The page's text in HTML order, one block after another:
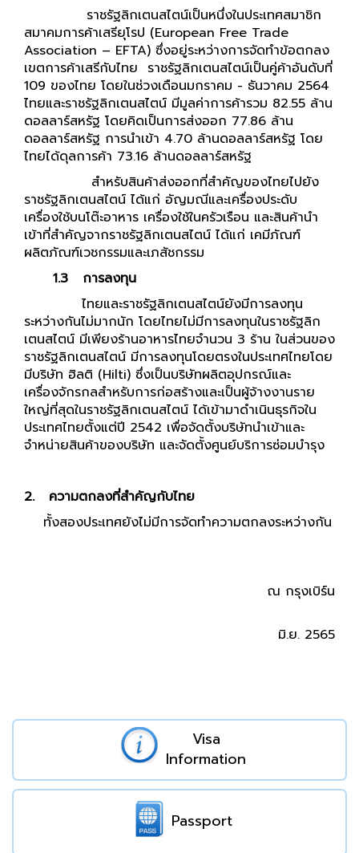
ราชรัฐลิกเตนสไตน์เป็นหนึ่งในประเทศสมาชิก
สมาคมการค้าเสรียุโรป (European Free Trade
Association – EFTA) ซึ่งอยู่ระหว่างการจัดทำข้อตกลง
เขตการค้าเสรีกับไทย ราชรัฐลิกเตนสไตน์เป็นคู่ค้าอันดับที่
109 ของไทย โดยในช่วงเดือนมกราคม - ธันวาคม 2564
ไทยและราชรัฐลิกเตนสไตน์ มีมูลค่าการค้ารวม 82.55 ล้าน
ดอลลาร์สหรัฐ โดยคิดเป็นการส่งออก 77.86 ล้าน
ดอลลาร์สหรัฐ การนำเข้า 4.70 ล้านดอลลาร์สหรัฐ โดย
ไทยได้ดุลการค้า 73.16 ล้านดอลลาร์สหรัฐ
สำหรับสินค้าส่งออกที่สำคัญของไทยไปยัง
ราชรัฐลิกเตนสไตน์ ได้แก่ อัญมณีและเครื่องประดับ
เครื่องใช้บนโต๊ะอาหาร เครื่องใช้ในครัวเรือน และสินค้านำ
เข้าที่สำคัญจากราชรัฐลิกเตนสไตน์ ได้แก่ เคมีภัณฑ์
ผลิตภัณฑ์เวชกรรมและเภสัชกรรม
1.3 การลงทุน
ไทยและราชรัฐลิกเตนสไตน์ยังมีการลงทุน
ระหว่างกันไม่มากนัก โดยไทยไม่มีการลงทุนในราชรัฐลิก
เตนสไตน์ มีเพียงร้านอาหารไทยจำนวน 3 ร้าน ในส่วนของ
ราชรัฐลิกเตนสไตน์ มีการลงทุนโดยตรงในประเทศไทยโดย
มีบริษัท ฮิลติ (Hilti) ซึ่งเป็นบริษัทผลิตอุปกรณ์และ
เครื่องจักรกลสำหรับการก่อสร้างและเป็นผู้จ้างงานราย
ใหญ่ที่สุดในราชรัฐลิกเตนสไตน์ ได้เข้ามาดำเนินธุรกิจใน
ประเทศไทยตั้งแต่ปี 2542 เพื่อจัดตั้งบริษัทนำเข้าและ
จำหน่ายสินค้าของบริษัท และจัดตั้งศูนย์บริการซ่อมบำรุง
2. ความตกลงที่สำคัญกับไทย
ทั้งสองประเทศยังไม่มีการจัดทำความตกลงระหว่างกัน
ณ กรุงเบิร์น
มิ.ย. 2565
Visa
Information
Passport